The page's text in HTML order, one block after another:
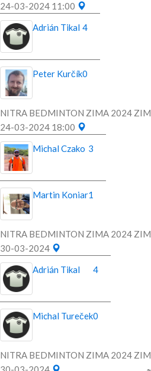
24-03-2024 11:00
Adrián Tikal 4
Peter Kurčík0
NITRA BEDMINTON ZIMA 2024
24-03-2024 18:00
Michal Czako 3
Martin Koniar1
NITRA BEDMINTON ZIMA 2024
30-03-2024
Adrián Tikal
4
Michal Tureček0
NITRA BEDMINTON ZIMA 2024